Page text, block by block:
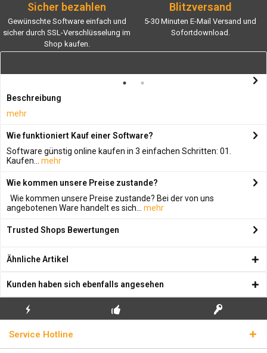
Sicher bezahlen
Gewünschte Software einfach und
sicher durch SSL-Verschlüsselung im
Shop kaufen.
Blitzversand
5-30 Minuten E-Mail Versand und
Sofortdownload.
Beschreibung
mehr
Wie funktioniert Kauf einer Software?
Software günstig online kaufen in 3 einfachen Schritten: 01.
Kaufen...
mehr
Wie kommen unsere Preise zustande?
Wie kommen unsere Preise zustande? Bei der von uns
angebotenen Ware handelt es sich...
mehr
Trusted Shops Bewertungen
Ähnliche Artikel
Kunden haben sich ebenfalls angesehen
BLITZVERSAND
LIZENZSCHLÜSSEL
Service Hotline